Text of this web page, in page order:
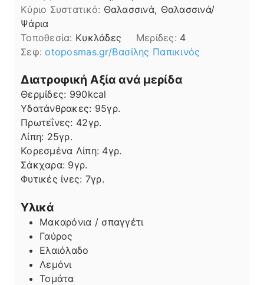
Kύριο Συστατικό: Θαλασσινά, Θαλασσινά/
Ψάρια
Τοποθεσία: Κυκλάδες Μερίδες: 4
Σεφ:otoposmas.gr/Βασίλης Παπικινός
Διατροφική Αξία ανά μερίδα
Θερμίδες: 990kcal
Υδατάνθρακες: 95γρ.
Πρωτεΐνες: 42γρ.
Λίπη
Λίπη: 25γρ.
Κορεσμένα Λίπη: 4γρ.
Σάκχαρα: 9γρ.
Φυτικές ίνες: 7γρ.
Υλικά
Μακαρόνια / σπαγγέτι
Γαύρος
Ελαιόλαδο
Λεμόνι
Τομάτα